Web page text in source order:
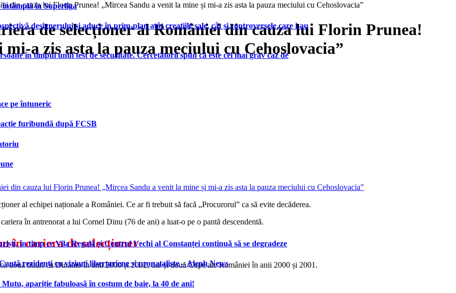
întâmplă în Superliga
designerului și aduce în prim-plan atât creațiile sale, cât și controversele care i-au
în timpul unui test de securitate. Cercetătorii spun că este cel mai grav caz de
pe întuneric
furibundă după FCSB
în timp ce Vila Regală și Centrul Vechi al Constanței continuă să se degradeze
rezidenți cu viziuni libertariene și pronataliste – Aleph News
apariție fabuloasă în costum de baie, la 40 de ani!
din cauza lui Florin Prunea! „Mircea Sandu a venit la mine și mi-a zis asta la pauza meciului cu Cehoslovacia”
de selecționer al României din cauza lui Florin Prunea!
a zis asta la pauza meciului cu Cehoslovacia”
al echipei naționale a României. Ce ar fi trebuit să facă „Procurorul” ca să evite decăderea.
în antrenorat a lui Cornel Dinu (76 de ani) a luat-o pe o pantă descendentă.
în cariera de selecționer
două titluri cu Dinamo în anii 2000 și 2002, dar și două Cupe ale României în anii 2000 și 2001.